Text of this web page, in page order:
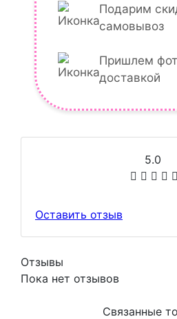
Подарим
самовывоз
Пришлем
доставкой
5.0
Оставить отзыв
Отзывы
Пока нет отзывов
Связанные